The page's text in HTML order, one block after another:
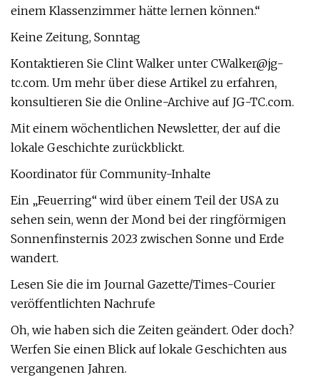
einem Klassenzimmer hätte lernen können.“
Keine Zeitung, Sonntag
Kontaktieren Sie Clint Walker unter CWalker@jg-
tc.com. Um mehr über diese Artikel zu erfahren,
konsultieren Sie die Online-Archive auf JG-TC.com.
Mit einem wöchentlichen Newsletter, der auf die
lokale Geschichte zurückblickt.
Koordinator für Community-Inhalte
Ein „Feuerring“ wird über einem Teil der USA zu
sehen sein, wenn der Mond bei der ringförmigen
Sonnenfinsternis 2023 zwischen Sonne und Erde
wandert.
Lesen Sie die im Journal Gazette/Times-Courier
veröffentlichten Nachrufe
Oh, wie haben sich die Zeiten geändert. Oder doch?
Werfen Sie einen Blick auf lokale Geschichten aus
vergangenen Jahren.